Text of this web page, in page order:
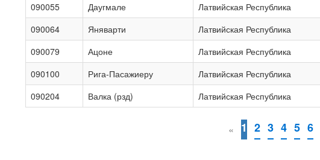
090055
Даугмале Латвийская Республика
090064
Яняварти Латвийская Республика
090079
Ацоне Латвийская Республика
090100
Рига-Пасажиеру Латвийская Республика
090204
Валка (рзд) Латвийская Республика
« 1 2 3 4 5 6